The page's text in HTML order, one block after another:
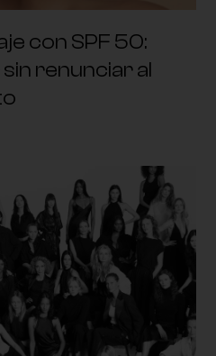
con SPF 50:
renunciar al